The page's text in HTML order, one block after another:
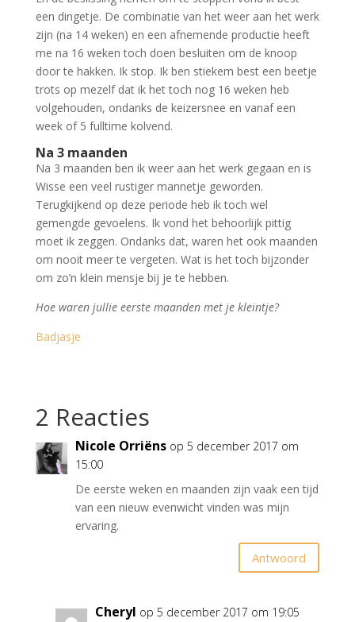
een dingetje. De combinatie van het weer aan het werk
zijn (na 14 weken) en een afnemende productie heeft
me na 16 weken toch doen besluiten om de knoop
door te hakken. Ik stop. Ik ben stiekem best een beetje
trots op mezelf dat ik het toch nog 16 weken heb
volgehouden, ondanks de keizersnee en vanaf een
week of 5 fulltime kolvend.
Na 3 maanden
Na 3 maanden ben ik weer aan het werk gegaan en is
Wisse een veel rustiger mannetje geworden.
Terugkijkend op deze periode heb ik toch wel
gemengde gevoelens. Ik vond het behoorlijk pittig
moet ik zeggen. Ondanks dat, waren het ook maanden
om nooit meer te vergeten. Wat is het toch bijzonder
om zo’n klein mensje bij je te hebben.
Hoe waren jullie eerste maanden met je kleintje?
Badjasje
2 Reacties
Nicole Orriëns op 5 december 2017 om
15:00
De eerste weken en maanden zijn vaak een tijd
van een nieuw evenwicht vinden was mijn
ervaring.
Antwoord
Cheryl op 5 december 2017 om 19:05